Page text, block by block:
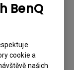
BenQ
cookie a
našich
mohu